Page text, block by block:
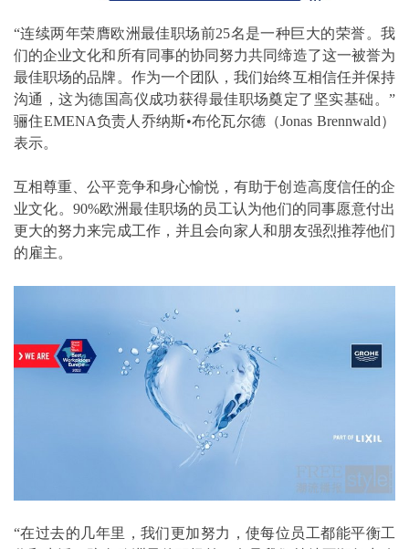
“连续两年荣膺欧洲最佳职场前25名是一种巨大的荣誉。我
们的企业文化和所有同事的协同努力共同缔造了这一被誉为
最佳职场的品牌。作为一个团队，我们始终互相信任并保持
沟通，这为德国高仪成功获得最佳职场奠定了坚实基础。”
骊住EMENA负责人乔纳斯•布伦瓦尔德（Jonas Brennwald）
表示。
互相尊重、公平竞争和身心愉悦，有助于创造高度信任的企
业文化。90%欧洲最佳职场的员工认为他们的同事愿意付出
更大的努力来完成工作，并且会向家人和朋友强烈推荐他们
的雇主。
“在过去的几年里，我们更加努力，使每位员工都能平衡工